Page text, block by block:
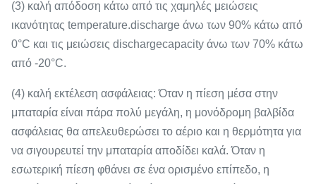
(3) καλή απόδοση κάτω από τις χαμηλές μειώσεις
ικανότητας temperature.discharge άνω των 90% κάτω από
0°C και τις μειώσεις dischargecapacity άνω των 70% κάτω
από -20°C.
(4) καλή εκτέλεση ασφάλειας: Όταν η πίεση μέσα στην
μπαταρία είναι πάρα πολύ μεγάλη, η μονόδρομη βαλβίδα
ασφάλειας θα απελευθερώσει το αέριο και η θερμότητα για
να σιγουρευτεί την μπαταρία αποδίδει καλά. Όταν η
εσωτερική πίεση φθάνει σε ένα ορισμένο επίπεδο, η